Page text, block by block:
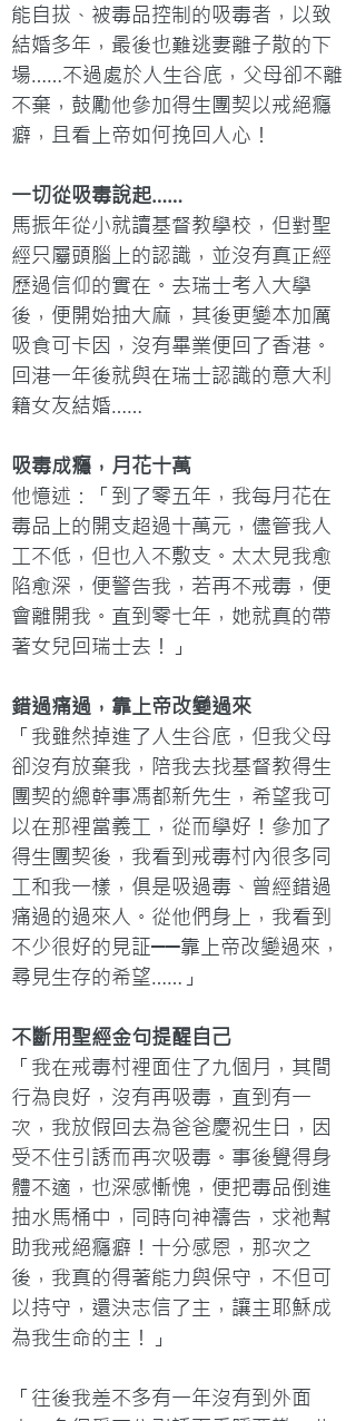
能自拔、被毒品控制的吸毒者，以致
結婚多年，最後也難逃妻離子散的下
場……不過處於人生谷底，父母卻不離
不棄，鼓勵他參加得生團契以戒絕癮
癖，且看上帝如何挽回人心！
一切從吸毒說起……
馬振年從小就讀基督教學校，但對聖
經只屬頭腦上的認識，並沒有真正經
歷過信仰的實在。去瑞士考入大學
後，便開始抽大麻，其後更變本加厲
吸食可卡因，沒有畢業便回了香港。
回港一年後就與在瑞士認識的意大利
籍女友結婚……
吸毒成癮，月花十萬
他憶述：「到了零五年，我每月花在
毒品上的開支超過十萬元，儘管我人
工不低，但也入不敷支。太太見我愈
陷愈深，便警告我，若再不戒毒，便
會離開我。直到零七年，她就真的帶
著女兒回瑞士去！」
錯過痛過，靠上帝改變過來
「我雖然掉進了人生谷底，但我父母
卻沒有放棄我，陪我去找基督教得生
團契的總幹事馮都新先生，希望我可
以在那裡當義工，從而學好！參加了
得生團契後，我看到戒毒村內很多同
工和我一樣，俱是吸過毒、曾經錯過
痛過的過來人。從他們身上，我看到
不少很好的見証──靠上帝改變過來，
尋見生存的希望……」
不斷用聖經金句提醒自己
「我在戒毒村裡面住了九個月，其間
行為良好，沒有再吸毒，直到有一
次，我放假回去為爸爸慶祝生日，因
受不住引誘而再次吸毒。事後覺得身
體不適，也深感慚愧，便把毒品倒進
抽水馬桶中，同時向神禱告，求祂幫
助我戒絕癮癖！十分感恩，那次之
後，我真的得著能力與保守，不但可
以持守，還決志信了主，讓主耶穌成
為我生命的主！」
「往後我差不多有一年沒有到外面